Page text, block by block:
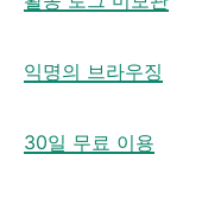
익명의 브라우징
30일 무료 이용